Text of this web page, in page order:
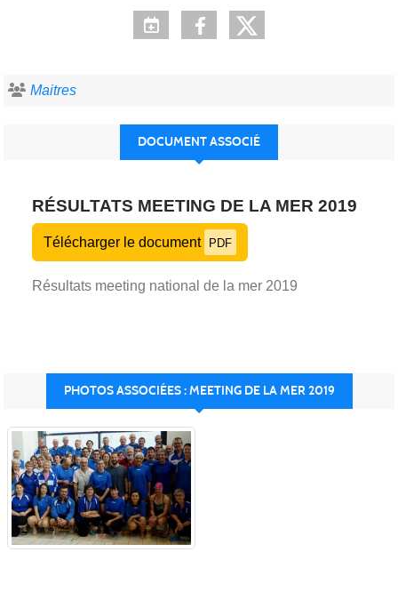
Maitres
DOCUMENT ASSOCIÉ
RÉSULTATS MEETING DE LA MER 2019
Télécharger le document PDF
Résultats meeting national de la mer 2019
PHOTOS ASSOCIÉES : MEETING DE LA MER 2019